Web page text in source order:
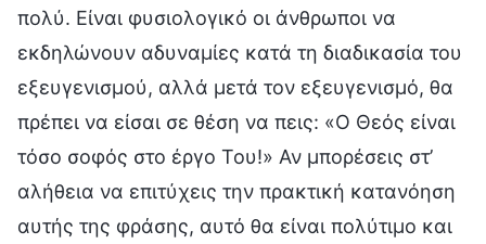
πολύ. Είναι φυσιολογικό οι άνθρωποι να
εκδηλώνουν αδυναμίες κατά τη διαδικασία του
εξευγενισμού, αλλά μετά τον εξευγενισμό, θα
πρέπει να είσαι σε θέση να πεις: «Ο Θεός είναι
τόσο σοφός στο έργο Του!» Αν μπορέσεις στ’
αλήθεια να επιτύχεις την πρακτική κατανόηση
αυτής της φράσης, αυτό θα είναι πολύτιμο και